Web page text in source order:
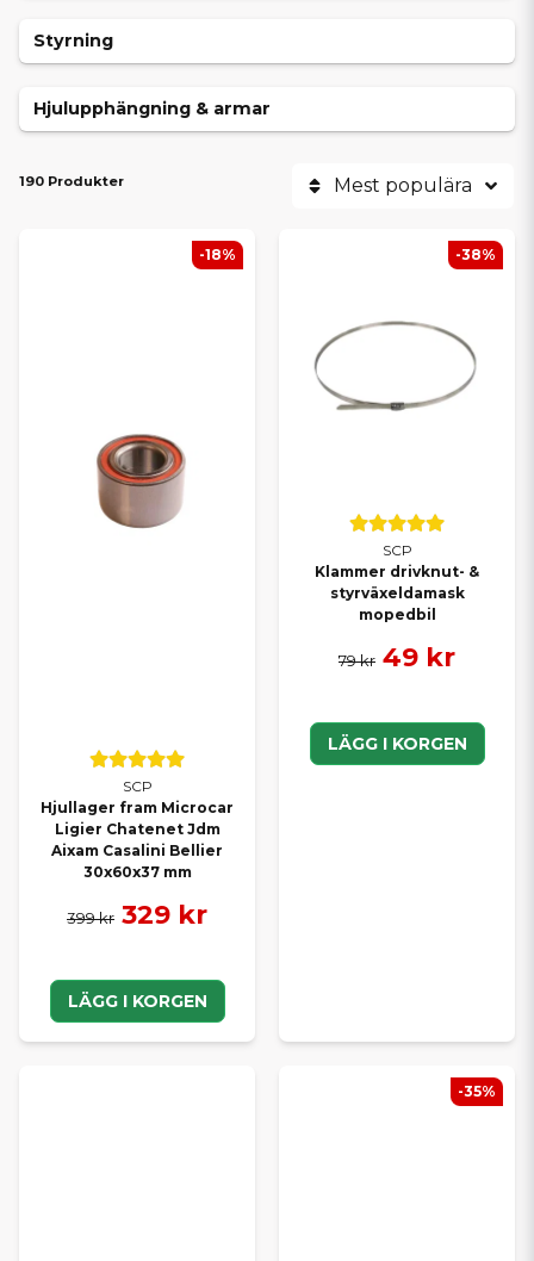
Styrning
Hjulupphängning & armar
190 Produkter Mest populära
SCP
Hjullager fram Microcar
Ligier Chatenet Jdm
Aixam Casalini Bellier
30x60x37 mm
399 kr 329 kr
LÄGG I KORGEN
-18%
SCP
Klammer drivknut- &
styrväxeldamask
mopedbil
79 kr 49 kr
LÄGG I KORGEN
-38%
-35%